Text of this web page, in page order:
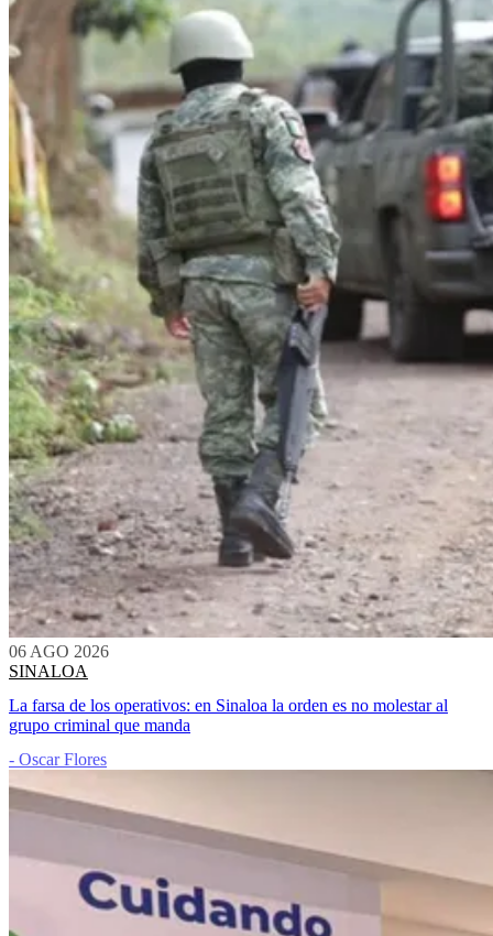
06 AGO 2026
SINALOA
La farsa de los operativos: en Sinaloa la orden es no molestar al
grupo criminal que manda
- Oscar Flores